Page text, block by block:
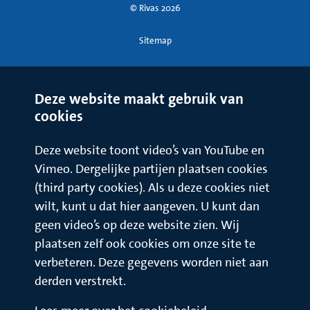
© Rivas 2026
Sitemap
Deze website maakt gebruik van
cookies
Deze website toont video’s van YouTube en
Vimeo. Dergelijke partijen plaatsen cookies
(third party cookies). Als u deze cookies niet
wilt, kunt u dat hier aangeven. U kunt dan
geen video’s op deze website zien. Wij
plaatsen zelf ook cookies om onze site te
verbeteren. Deze gegevens worden niet aan
derden verstrekt.